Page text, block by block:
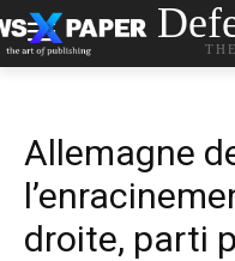
Allemagne
droite, parti